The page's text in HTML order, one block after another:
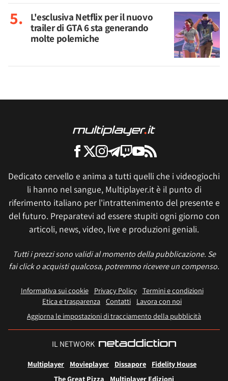
L'esclusiva Netflix per il nuovo
trailer di GTA 6 sta generando
molte polemiche
Dedicato cervello e anima a tutti quelli che i videogiochi
li hanno nel sangue, Multiplayer.it è il punto di
riferimento italiano per l'intrattenimento del presente e
del futuro. Preparatevi ad essere stupiti ogni giorno con
articoli, news, video, live e produzioni geniali.
Tutti i prezzi sono validi al momento della pubblicazione. Se
fai click o acquisti qualcosa, potremmo ricevere un compenso.
Informativa sui cookie Privacy Policy
Termini e condizioni
Etica e trasparenza Contatti
Lavora con noi
Aggiorna le impostazioni di tracciamento della pubblicità
IL NETWORK
Multiplayer Movieplayer Dissapore
Fidelity House
The Great Pizza
Multiplayer Edizioni